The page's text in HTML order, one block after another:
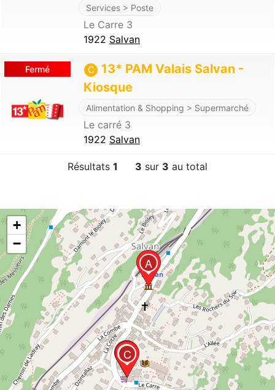
Services > Poste
Le Carre 3
1922 Salvan
Fermé C
13* PAM Valais Salvan -
Kiosque
Alimentation & Shopping > Supermarché
Le carré 3
1922 Salvan
Résultats 1 3 sur 3 au total
A
B
C
+
−